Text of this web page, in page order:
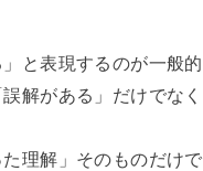
」と表現するのが一般
解がある」だけでな
た理解」そのものだけ